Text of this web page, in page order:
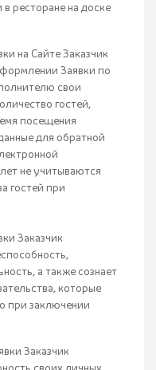
ресторане на доске
на Сайте Заказчик
Заявки по
свои
гостей,
посещения
для обратной
не учитываются
гостей при
Заказчик
а также сознает
которые
при заключении
Заказчик